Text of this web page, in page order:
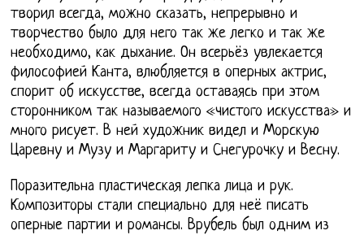
творил всегда, можно сказать, непрерывно и
творчество было для него так же легко и так же
необходимо, как дыхание. Он всерьёз увлекается
философией Канта, влюбляется в оперных актрис,
спорит об искусстве, всегда оставаясь при этом
сторонником так называемого «чистого искусства» и
много рисует. В ней художник видел и Морскую
Царевну и Музу и Маргариту и Снегурочку и Весну.
Поразительна пластическая лепка лица и рук.
Композиторы стали специально для неё писать
оперные партии и романсы. Врубель был одним из